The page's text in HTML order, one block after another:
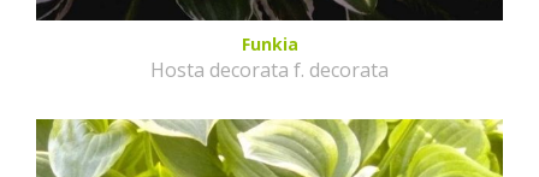
Funkia
Hosta decorata f. decorata